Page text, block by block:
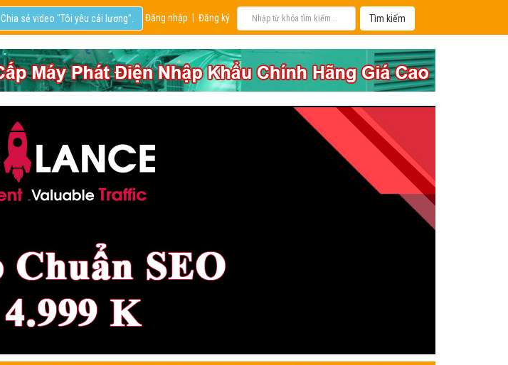
Đăng nhập Đăng ký
Chia sẻ video "Tôi yêu cải lương".